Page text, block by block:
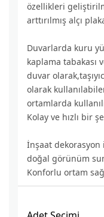
özellikleri
arttırılmış alçı
Duvarlarda kuru
kaplama tabakası
duvar
olarak
ortamlarda
Kolay ve hızlı bir
İnşaat dekorasyon
doğal görünüm
Konforlu ortam